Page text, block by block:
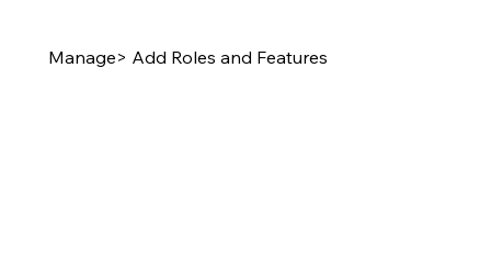
Manage> Add Roles and Features